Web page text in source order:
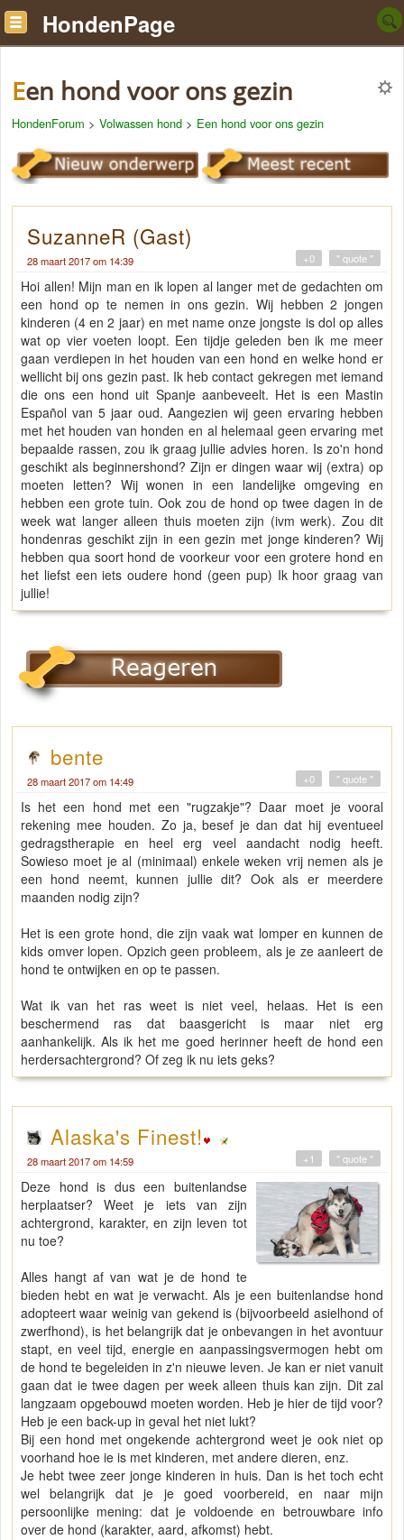
HondenPage
Een hond voor ons gezin
HondenForum > Volwassen hond > Een hond voor ons gezin
SuzanneR (Gast)
28 maart 2017 om 14:39 " quote "
+0
Hoi allen! Mijn man en ik lopen al langer met de gedachten om
een hond op te nemen in ons gezin. Wij hebben 2 jongen
kinderen (4 en 2 jaar) en met name onze jongste is dol op alles
wat op vier voeten loopt. Een tijdje geleden ben ik me meer
gaan verdiepen in het houden van een hond en welke hond er
wellicht bij ons gezin past. Ik heb contact gekregen met iemand
die ons een hond uit Spanje aanbeveelt. Het is een Mastin
Español van 5 jaar oud. Aangezien wij geen ervaring hebben
met het houden van honden en al helemaal geen ervaring met
bepaalde rassen, zou ik graag jullie advies horen. Is zo'n hond
geschikt als beginnershond? Zijn er dingen waar wij (extra) op
moeten letten? Wij wonen in een landelijke omgeving en
hebben een grote tuin. Ook zou de hond op twee dagen in de
week wat langer alleen thuis moeten zijn (ivm werk). Zou dit
hondenras geschikt zijn in een gezin met jonge kinderen? Wij
hebben qua soort hond de voorkeur voor een grotere hond en
het liefst een iets oudere hond (geen pup) Ik hoor graag van
jullie!
bente
28 maart 2017 om 14:49 " quote "
+0
Is het een hond met een "rugzakje"? Daar moet je vooral
rekening mee houden. Zo ja, besef je dan dat hij eventueel
gedragstherapie en heel erg veel aandacht nodig heeft.
Sowieso moet je al (minimaal) enkele weken vrij nemen als je
een hond neemt, kunnen jullie dit? Ook als er meerdere
maanden nodig zijn?
Het is een grote hond, die zijn vaak wat lomper en kunnen de
kids omver lopen. Opzich geen probleem, als je ze aanleert de
hond te ontwijken en op te passen.
Wat ik van het ras weet is niet veel, helaas. Het is een
beschermend ras dat baasgericht is maar niet erg
aanhankelijk. Als ik het me goed herinner heeft de hond een
herdersachtergrond? Of zeg ik nu iets geks?
Alaska's Finest!
28 maart 2017 om 14:59 " quote "
+1
Deze hond is dus een buitenlandse
herplaatser? Weet je iets van zijn
achtergrond, karakter, en zijn leven tot
nu toe?
Alles hangt af van wat je de hond te
bieden hebt en wat je verwacht. Als je een buitenlandse hond
adopteert waar weinig van gekend is (bijvoorbeeld asielhond of
zwerfhond), is het belangrijk dat je onbevangen in het avontuur
stapt, en veel tijd, energie en aanpassingsvermogen hebt om
de hond te begeleiden in z'n nieuwe leven. Je kan er niet vanuit
gaan dat ie twee dagen per week alleen thuis kan zijn. Dit zal
langzaam opgebouwd moeten worden. Heb je hier de tijd voor?
Heb je een back-up in geval het niet lukt?
Bij een hond met ongekende achtergrond weet je ook niet op
voorhand hoe ie is met kinderen, met andere dieren, enz.
Je hebt twee zeer jonge kinderen in huis. Dan is het toch echt
wel belangrijk dat je je goed voorbereid, en naar mijn
persoonlijke mening: dat je voldoende en betrouwbare info
over de hond (karakter, aard, afkomst) hebt.